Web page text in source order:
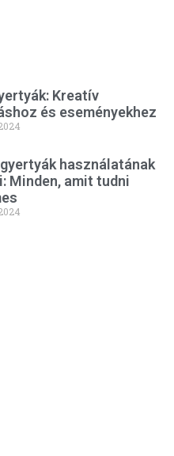
Kreatív
és eseményekhez
használatának
Minden, amit tudni